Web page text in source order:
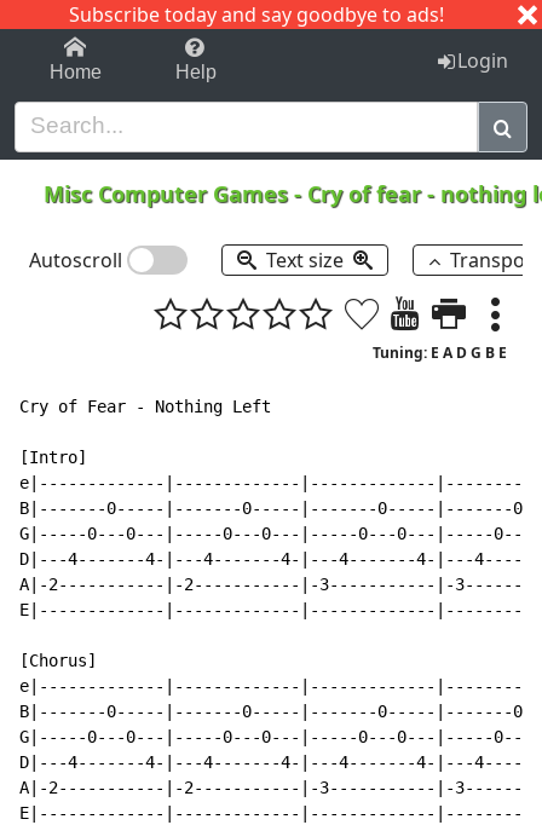
Subscribe today and say goodbye to ads!
1-9 C I J
Home Help Login
Misc Computer Games- Cry of fear - nothing
Autoscroll Text size
Tuning: E A D G B E
Cry of Fear - Nothing Left
[Intro]
e|-------------|-------------|-------------
B|-------0-----|-------0-----|-------0-----|-------
G|-----0---0---|-----0---0---|-----0---0---|-----0---
D|---4-------4-|---4-------4-|---4-------4-|---
A|-2-----------|-2-----------|-3-----------|-
E|-------------|-------------|-------------
[Chorus]
e|-------------|-------------|-------------
B|-------0-----|-------0-----|-------0-----|-------
G|-----0---0---|-----0---0---|-----0---0---|-----0---
D|---4-------4-|---4-------4-|---4-------4-|---
A|-2-----------|-2-----------|-3-----------|-
E|-------------|-------------|-------------